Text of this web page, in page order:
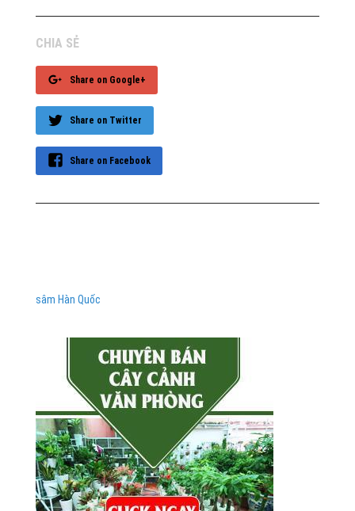
CHIA SẺ
Share on Google+
Share on Twitter
Share on Facebook
sâm Hàn Quốc